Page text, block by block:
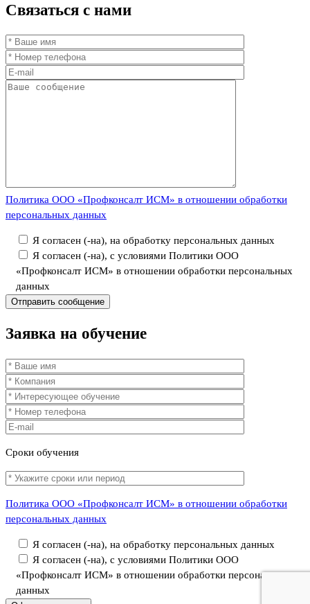
Связаться с нами
Политика ООО «Профконсалт ИСМ» в отношении обработки
персональных данных
Я согласен (-на), на обработку персональных данных
Я согласен (-на), с условиями Политики ООО
«Профконсалт ИСМ» в отношении обработки персональных
данных
Заявка на обучение
Сроки обучения
Политика ООО «Профконсалт ИСМ» в отношении обработки
персональных данных
Я согласен (-на), на обработку персональных данных
Я согласен (-на), с условиями Политики ООО
«Профконсалт ИСМ» в отношении обработки персональных
данных